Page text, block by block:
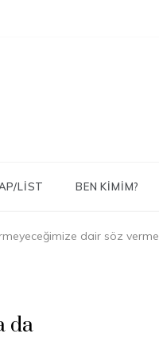
LIST BEN KIMIM?
dair söz
da